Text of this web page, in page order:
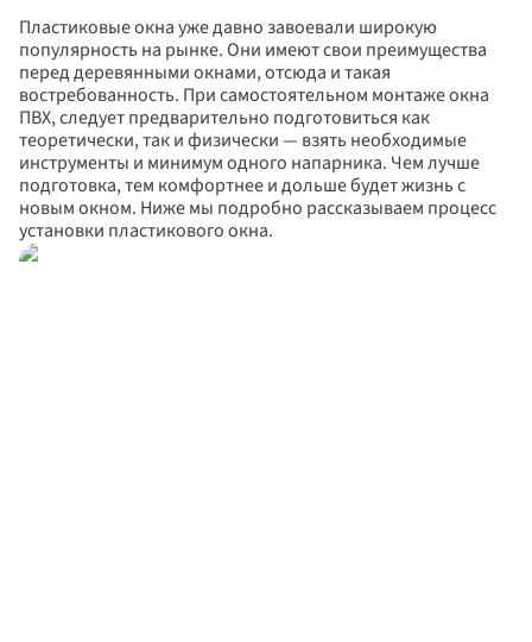
Пластиковые окна уже давно завоевали широкую
популярность на рынке. Они имеют свои преимущества
перед деревянными окнами, отсюда и такая
востребованность. При самостоятельном монтаже окна
ПВХ, следует предварительно подготовиться как
теоретически, так и физически — взять необходимые
инструменты и минимум одного напарника. Чем лучше
подготовка, тем комфортнее и дольше будет жизнь с
новым окном. Ниже мы подробно рассказываем процесс
установки пластикового окна.